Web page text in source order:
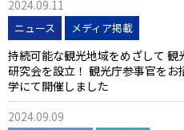
2024.09.11
ニュース メディア掲載
持続可能な観光地域をめざして
研究会を設立！ 観光庁参事官を
学にて開催しました
2024.09.09